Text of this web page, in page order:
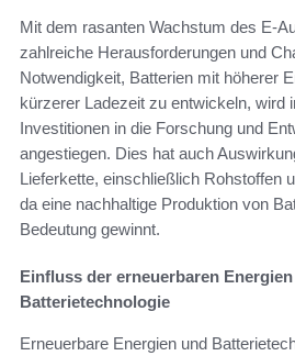
Mit dem rasanten Wachstum des E-
zahlreiche Herausforderungen und
Notwendigkeit, Batterien mit höherer
kürzerer Ladezeit zu entwickeln, wird
Investitionen in die Forschung und
angestiegen. Dies hat auch
Lieferkette, einschließlich Rohstoffen
da eine nachhaltige Produktion von
Bedeutung gewinnt.
Einfluss der erneuerbaren
Batterietechnologie
Erneuerbare Energien und